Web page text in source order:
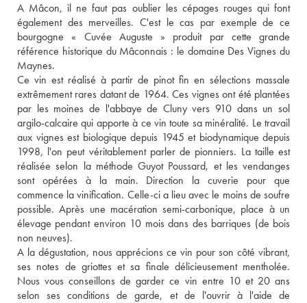
A Mâcon, il ne faut pas oublier les cépages rouges qui font
également des merveilles. C'est le cas par exemple de ce
bourgogne « Cuvée Auguste » produit par cette grande
référence historique du Mâconnais : le domaine Des Vignes du
Maynes.
Ce vin est réalisé à partir de pinot fin en sélections massale
extrêmement rares datant de 1964. Ces vignes ont été plantées
par les moines de l'abbaye de Cluny vers 910 dans un sol
argilo-calcaire qui apporte à ce vin toute sa minéralité. Le travail
aux vignes est biologique depuis 1945 et biodynamique depuis
1998, l'on peut véritablement parler de pionniers. La taille est
réalisée selon la méthode Guyot Poussard, et les vendanges
sont opérées à la main. Direction la cuverie pour que
commence la vinification. Celle-ci a lieu avec le moins de soufre
possible. Après une macération semi-carbonique, place à un
élevage pendant environ 10 mois dans des barriques (de bois
non neuves).
A la dégustation, nous apprécions ce vin pour son côté vibrant,
ses notes de griottes et sa finale délicieusement mentholée.
Nous vous conseillons de garder ce vin entre 10 et 20 ans
selon ses conditions de garde, et de l'ouvrir à l'aide de